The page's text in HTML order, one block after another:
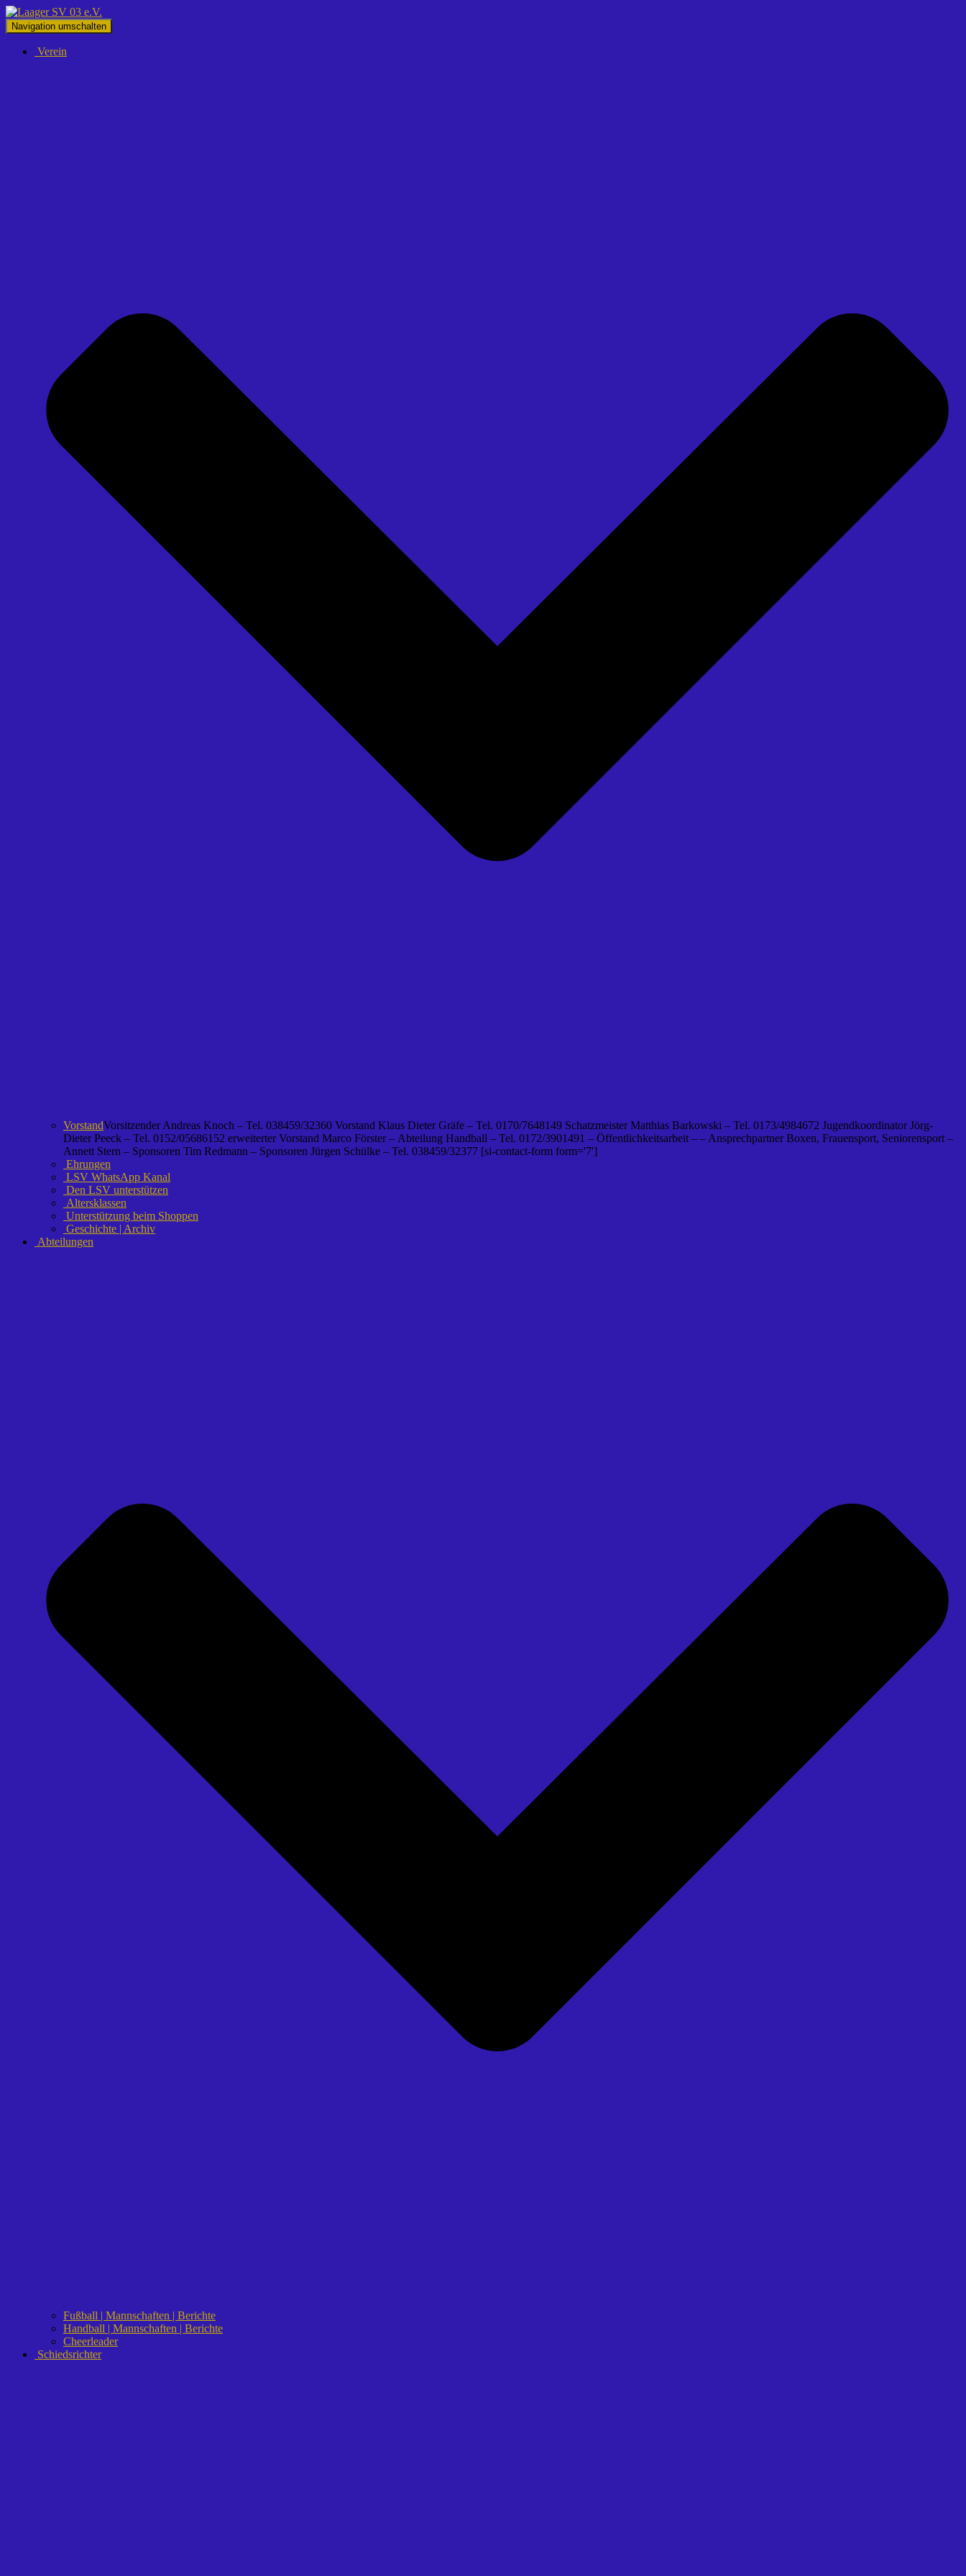
Navigation umschalten
Verein
VorstandVorsitzender Andreas Knoch – Tel. 038459/32360 Vorstand Klaus Dieter Gräfe – Tel. 0170/7648149 Schatzmeister Matthias Barkowski – Tel. 0173/4984672 Jugendkoordinator Jörg-
Dieter Peeck – Tel. 0152/05686152 erweiterter Vorstand Marco Förster – Abteilung Handball – Tel. 0172/3901491 – Öffentlichkeitsarbeit – – Ansprechpartner Boxen, Frauensport, Seniorensport –
Annett Stern – Sponsoren Tim Redmann – Sponsoren Jürgen Schülke – Tel. 038459/32377 [si-contact-form form='7']
Ehrungen
LSV WhatsApp Kanal
Den LSV unterstützen
Altersklassen
Unterstützung beim Shoppen
Geschichte | Archiv
Abteilungen
Fußball | Mannschaften | Berichte
Handball | Mannschaften | Berichte
Cheerleader
Schiedsrichter